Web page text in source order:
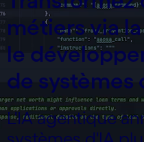
métiers via
le
de systèmes
L'IA agentique